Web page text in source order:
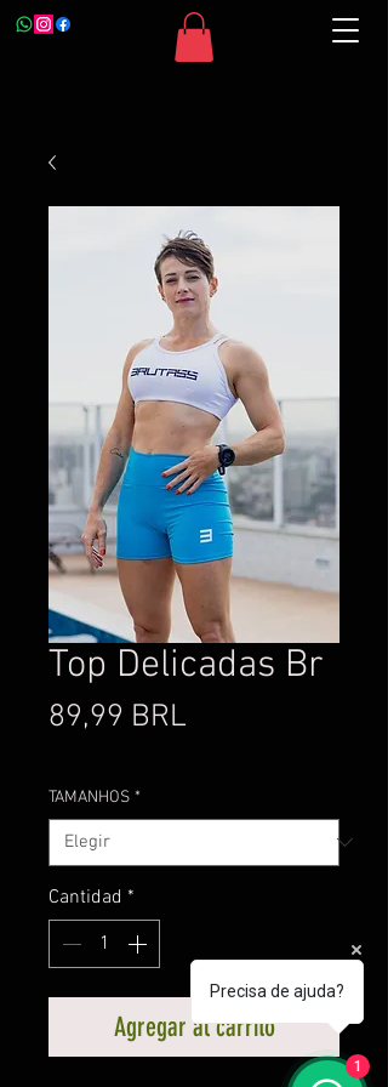
Top Delicadas Br
89,99 BRL
TAMANHOS *
Cantidad *
Agregar al carrito
Precisa de ajuda?
1